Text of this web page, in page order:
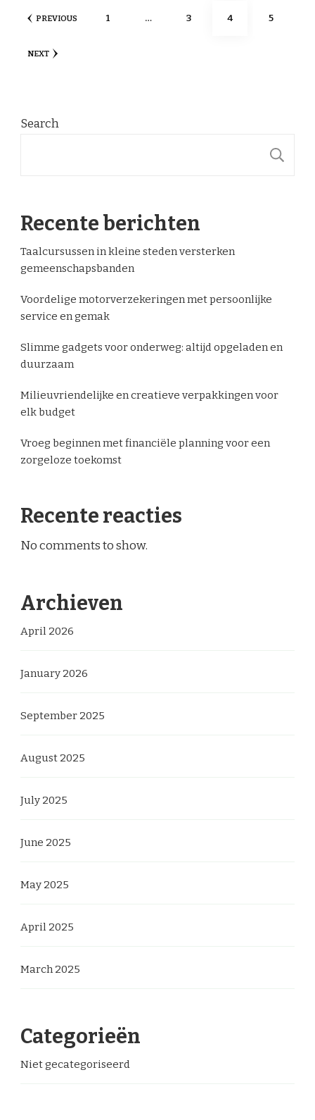
Posts
PREVIOUS PAGE
1 … PAGE
3 PAGE
4 PAGE
5
NEXT
Search
Recente berichten
Taalcursussen in kleine steden versterken
gemeenschapsbanden
Voordelige motorverzekeringen met persoonlijke
service en gemak
Slimme gadgets voor onderweg: altijd opgeladen en
duurzaam
Milieuvriendelijke en creatieve verpakkingen voor
elk budget
Vroeg beginnen met financiële planning voor een
zorgeloze toekomst
Recente reacties
No comments to show.
Archieven
April 2026
January 2026
September 2025
August 2025
July 2025
June 2025
May 2025
April 2025
March 2025
Categorieën
Niet gecategoriseerd